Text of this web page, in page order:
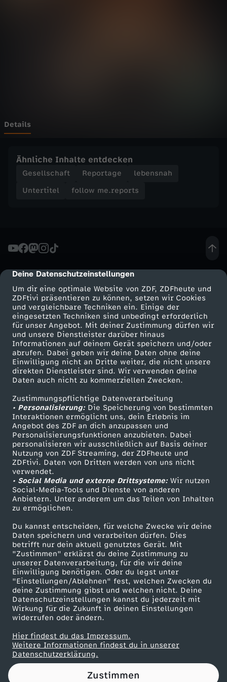
cmp-dialog-description
Deine Datenschutzeinstellungen
Um dir eine optimale Website von ZDF, ZDFheute und
ZDFtivi präsentieren zu können, setzen wir Cookies
und vergleichbare Techniken ein. Einige der
eingesetzten Techniken sind unbedingt erforderlich
für unser Angebot. Mit deiner Zustimmung dürfen wir
und unsere Dienstleister darüber hinaus
Informationen auf deinem Gerät speichern und/oder
abrufen. Dabei geben wir deine Daten ohne deine
Einwilligung nicht an Dritte weiter, die nicht unsere
direkten Dienstleister sind. Wir verwenden deine
Daten auch nicht zu kommerziellen Zwecken.
Zustimmungspflichtige Datenverarbeitung
• Personalisierung:Die Speicherung von bestimmten
Interaktionen ermöglicht uns, dein Erlebnis im
Angebot des ZDF an dich anzupassen und
Personalisierungsfunktionen anzubieten. Dabei
personalisieren wir ausschließlich auf Basis deiner
Nutzung von ZDF Streaming, der ZDFheute und
ZDFtivi. Daten von Dritten werden von uns nicht
verwendet.
• Social Media und externe Drittsysteme:Wir nutzen
Social-Media-Tools und Dienste von anderen
Anbietern. Unter anderem um das Teilen von Inhalten
zu ermöglichen.
Du kannst entscheiden, für welche Zwecke wir deine
Daten speichern und verarbeiten dürfen. Dies
betrifft nur dein aktuell genutztes Gerät. Mit
"Zustimmen" erklärst du deine Zustimmung zu
unserer Datenverarbeitung, für die wir deine
Einwilligung benötigen. Oder du legst unter
"Einstellungen/Ablehnen" fest, welchen Zwecken du
deine Zustimmung gibst und welchen nicht. Deine
Datenschutzeinstellungen kannst du jederzeit mit
Wirkung für die Zukunft in deinen Einstellungen
widerrufen oder ändern.
Hier findest du das Impressum.
Weitere Informationen findest du in unserer
Datenschutzerklärung.
Zustimmen
o
t
B
o
m
b
e
n
,
B
ö
l
l
e
r
,
E
x
p
l
Details
Ähnliche Inhalte entdecken
Gesellschaft Reportage
lebensnah
Untertitel
follow me.reports
Mehr ZDF
ZDF-Apps
Smart TV
ZDFtext
Livestreams
Sendungen A-Z
TV-Programm
Service
ZDFmitreden
Kontakt zum ZDF
Tickets
Zuschauerservice
Hilfe
ZDF Unternehmen
Karriere
ZDF goes Schule
Werbefernsehen
Mainzelmännchen
Partner